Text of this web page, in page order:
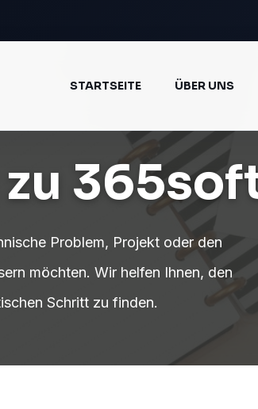
STARTSEITE ÜBER UNS
Problem, Projekt oder den
möchten. Wir helfen Ihnen, den
Schritt zu finden.